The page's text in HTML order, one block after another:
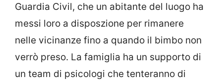
Guardia Civil, che un abitante del luogo ha
messi loro a disposzione per rimanere
nelle vicinanze fino a quando il bimbo non
verrò preso. La famiglia ha un supporto di
un team di psicologi che tenteranno di